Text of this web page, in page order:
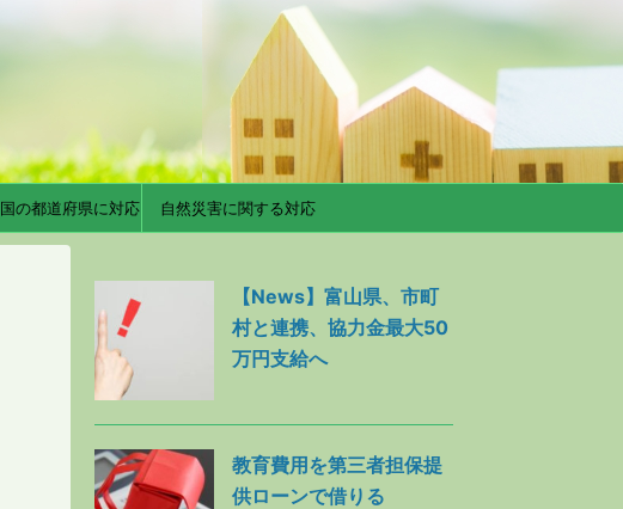
の都道府県に対応 自然災害に関する対応
【News】富山県、市町
村と連携、協力金最大50
万円支給へ
教育費用を第三者担保提
供ローンで借りる